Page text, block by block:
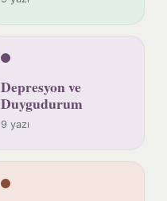
Depresyon ve
Duygudurum
9 yazı